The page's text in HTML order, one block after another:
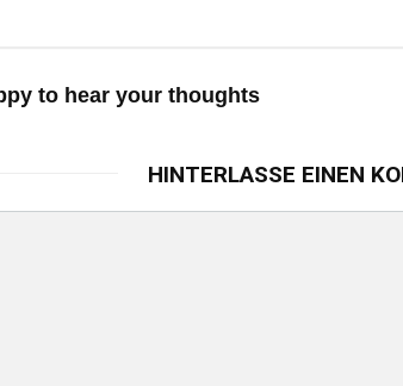
to hear your thoughts
HINTERLASSE EINEN